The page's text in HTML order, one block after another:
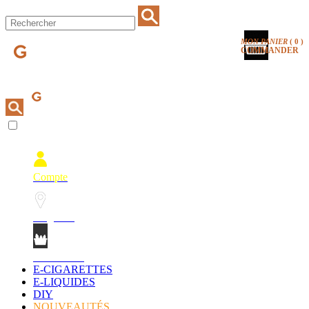
MON PANIER ( 0 )
COMMANDER
Compte
E-CIGARETTES
E-LIQUIDES
DIY
NOUVEAUTÉS